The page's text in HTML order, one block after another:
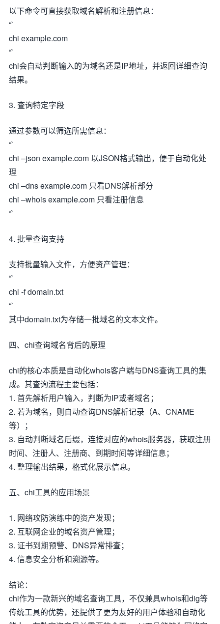
以下命令可直接获取域名解析和注册信息：
“`
chi example.com
“`
chi会自动判断输入的为域名还是IP地址，并返回详细查询
结果。
3. 查询特定字段
通过参数可以筛选所需信息：
“`
chi –json example.com 以JSON格式输出，便于自动化处
理
chi –dns example.com 只看DNS解析部分
chi –whois example.com 只看注册信息
“`
4. 批量查询支持
支持批量输入文件，方便资产管理：
“`
chi -f domain.txt
“`
其中domain.txt为存储一批域名的文本文件。
四、chi查询域名背后的原理
chi的核心本质是自动化whois客户端与DNS查询工具的集
成。其查询流程主要包括：
1. 首先解析用户输入，判断为IP或者域名；
2. 若为域名，则自动查询DNS解析记录（A、CNAME
等）；
3. 自动判断域名后缀，连接对应的whois服务器，获取注册
时间、注册人、注册商、到期时间等详细信息；
4. 整理输出结果，格式化展示信息。
五、chi工具的应用场景
1. 网络攻防演练中的资产发现；
2. 互联网企业的域名资产管理；
3. 证书到期预警、DNS异常排查；
4. 信息安全分析和溯源等。
结论：
chi作为一款新兴的域名查询工具，不仅兼具whois和dig等
传统工具的优势，还提供了更为友好的用户体验和自动化